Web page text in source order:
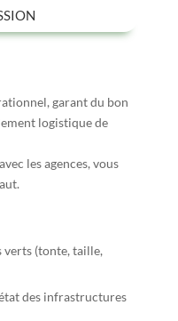
garant du bon
logistique de
les agences, vous
verts (tonte, taille,
des infrastructures